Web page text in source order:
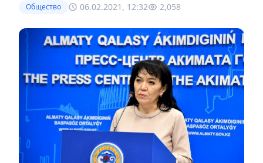
Общество 06.02.2021, 12:32 2,058